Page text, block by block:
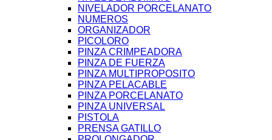
NIVELADOR PORCELANATO
NUMEROS
ORGANIZADOR
PICOLORO
PINZA CRIMPEADORA
PINZA DE FUERZA
PINZA MULTIPROPOSITO
PINZA PELACABLE
PINZA PORCELANATO
PINZA UNIVERSAL
PISTOLA
PRENSA GATILLO